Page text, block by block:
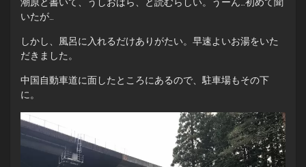
潮原と書いて、うしおばら、と読むらしい。うーん…初めて聞
いたが…
しかし、風呂に入れるだけありがたい。早速よいお湯をいた
だきました。
中国自動車道に面したところにあるので、駐車場もその下
に。